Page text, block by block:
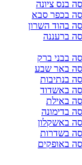
בנס ציונה
בכפר סבא
בהוד השרון
ברעננה
בבני ברק
באר שבע
בנתיבות
באשדוד
באילת
בדימונה
באשקלון
בשדרות
באופקים